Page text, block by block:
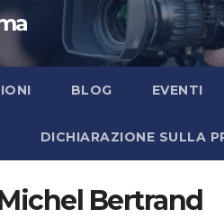
BLOG EVENTI
DICHIARAZIONE SULLA
Bertrand